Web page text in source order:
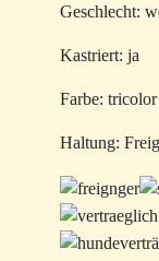
Geschlecht:
Kastriert: ja
Farbe: tricolor
Haltung: